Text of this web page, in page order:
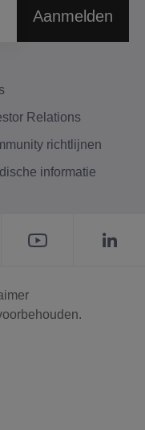
Relations
richtlijnen
informatie
Aanmelden